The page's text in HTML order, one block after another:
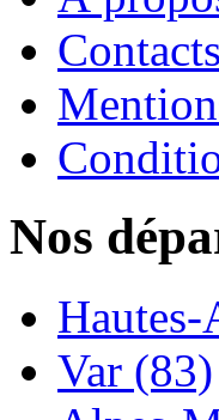
Contacts
Nos
Var (83)